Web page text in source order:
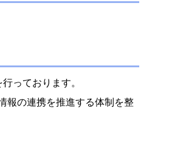
っております。
報の連携を推進する体制を整